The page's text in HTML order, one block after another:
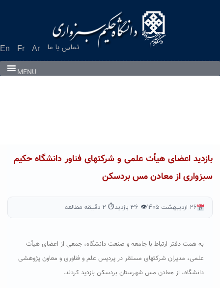
En Fr Ar تماس با ما
MENU
بازدید اعضای هیأت علمی و شرکتهای فناور دانشگاه حکیم
سبزواری از معادن مس بردسکن
۲۶ اردیبهشت ۱۴۰۵ 👁 ۳۶ بازدید ⏱ ۲ دقیقه مطالعه
به همت دفتر ارتباط با جامعه و صنعت دانشگاه، جمعی از اعضای هیأت
علمی، مدیران شرکتهای مستقر در پردیس علم و فناوری و معاون پژوهشی
دانشگاه، از معادن مس شهرستان بردسکن بازدید کردند.